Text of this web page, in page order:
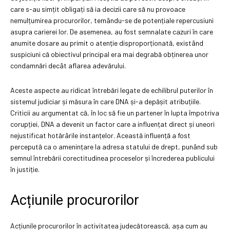
care s-au simțit obligați să ia decizii care să nu provoace
nemulțumirea procurorilor, temându-se de potențiale repercusiuni
asupra carierei lor. De asemenea, au fost semnalate cazuri în care
anumite dosare au primit o atenție disproporționată, existând
suspiciuni că obiectivul principal era mai degrabă obținerea unor
condamnări decât aflarea adevărului.
Aceste aspecte au ridicat întrebări legate de echilibrul puterilor în
sistemul judiciar și măsura în care DNA și-a depășit atribuțiile.
Criticii au argumentat că, în loc să fie un partener în lupta împotriva
corupției, DNA a devenit un factor care a influențat direct și uneori
nejustificat hotărârile instanțelor. Această influență a fost
percepută ca o amenințare la adresa statului de drept, punând sub
semnul întrebării corectitudinea proceselor și încrederea publicului
în justiție.
Acțiunile procurorilor
Acțiunile procurorilor în activitatea judecătorească, așa cum au